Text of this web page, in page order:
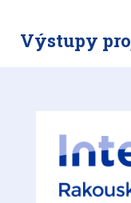
Výstupy